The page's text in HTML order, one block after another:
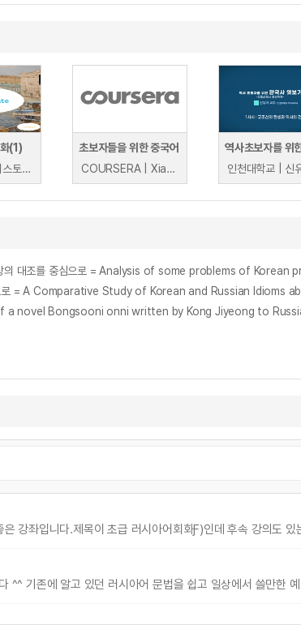
(1)
중앙대학교 | 이스토미나 일로나
초보자들을 위한 중국어
COURSERA | Xiaoyu Lui
인천대학교 | 신
상의 대조를 중심으로 = Analysis of some problems of
으로 = A Comparative Study of Korean and Russian Idioms
of a novel Bongsooni onni written by Kong Jiyeong to
강좌입니다.제목이 초급 러시아어회화Ƒ)인데 후속 강의도 있
^^ 기존에 알고 있던 러시아어 문법을 쉽고 일상에서 쓸만한